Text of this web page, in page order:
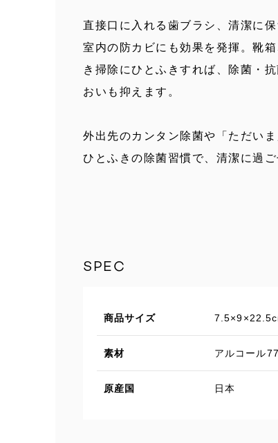
直接口に入れる歯ブラシ、清潔に
室内の防カビにも効果を発揮。靴
き掃除にひとふきすれば、除菌・
おいも抑えます。
外出先のカンタン除菌や「ただい
ひとふきの除菌習慣で、清潔に過ご
SPEC
商品サイズ
素材 アルコール
原産国 日本